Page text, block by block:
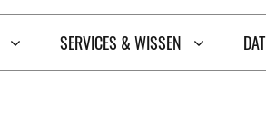
SERVICES & WISSEN